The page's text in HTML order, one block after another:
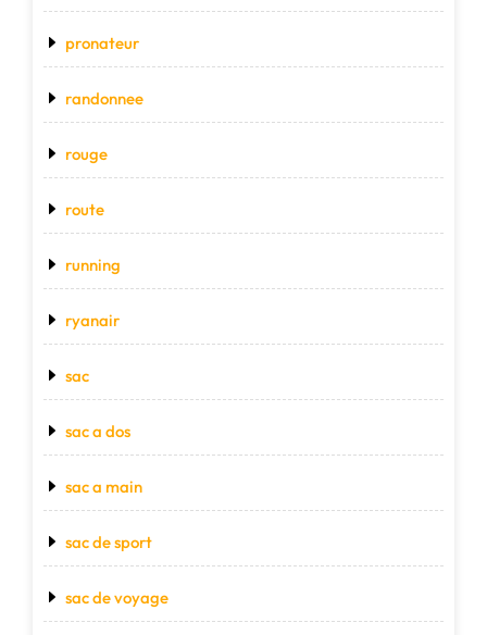
pronateur
randonnee
rouge
route
running
ryanair
sac
sac a dos
sac a main
sac de sport
sac de voyage